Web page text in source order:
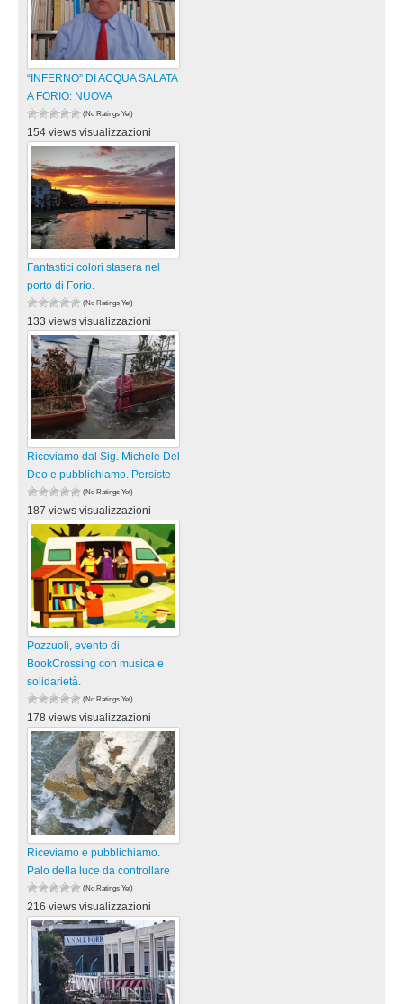
“INFERNO” DI ACQUA SALATA
A FORIO: NUOVA
(No Ratings Yet)
154 views visualizzazioni
Fantastici colori stasera nel
porto di Forio.
(No Ratings Yet)
133 views visualizzazioni
Riceviamo dal Sig. Michele Del
Deo e pubblichiamo. Persiste
(No Ratings Yet)
187 views visualizzazioni
Pozzuoli, evento di
BookCrossing con musica e
solidarietà.
(No Ratings Yet)
178 views visualizzazioni
Riceviamo e pubblichiamo.
Palo della luce da controllare
(No Ratings Yet)
216 views visualizzazioni